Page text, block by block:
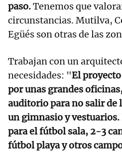
paso.Tenemos que
circunstancias. Mutilva,
Egüés son otras de las
Trabajan con un
necesidades: "El
por unas grandes
auditorio para no salir de
un gimnasio y
para el fútbol sala, 2-3
fútbol playa y otros